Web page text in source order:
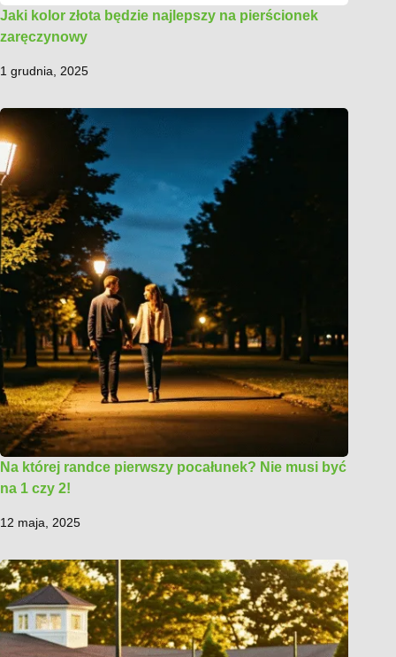
Jaki kolor złota będzie najlepszy na pierścionek
zaręczynowy
1 grudnia, 2025
Na której randce pierwszy pocałunek? Nie musi być
na 1 czy 2!
12 maja, 2025